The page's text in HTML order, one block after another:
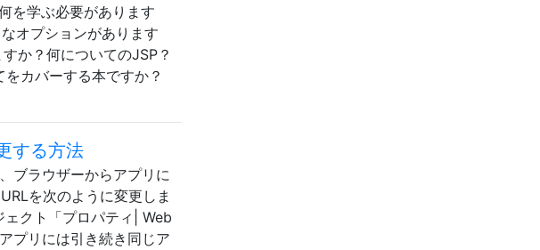
を学ぶ必要があります
オプションがあります
か？何についてのJSP？
カバーする本ですか？
する方法
ブラウザーからアプリに
を次のように変更しま
クト「プロパティ| Web
プリには引き続き同じア